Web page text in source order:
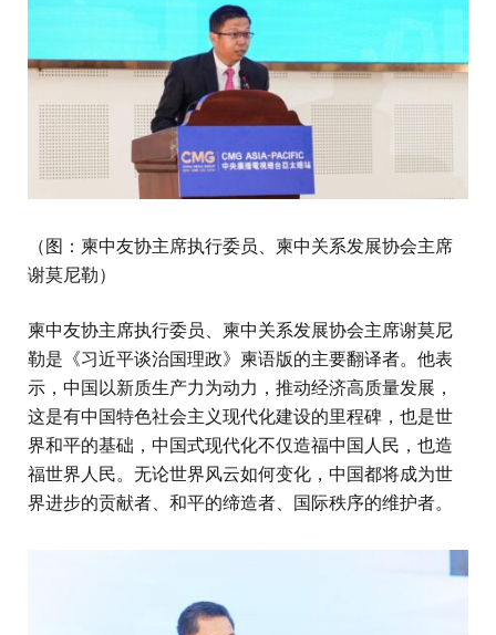
（图：柬中友协主席执行委员、柬中关系发展协会主席
谢莫尼勒）
柬中友协主席执行委员、柬中关系发展协会主席谢莫尼
勒是《习近平谈治国理政》柬语版的主要翻译者。他表
示，中国以新质生产力为动力，推动经济高质量发展，
这是有中国特色社会主义现代化建设的里程碑，也是世
界和平的基础，中国式现代化不仅造福中国人民，也造
福世界人民。无论世界风云如何变化，中国都将成为世
界进步的贡献者、和平的缔造者、国际秩序的维护者。